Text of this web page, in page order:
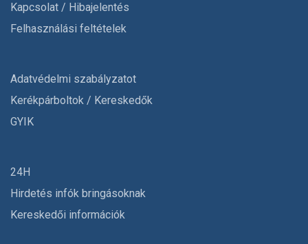
Kapcsolat / Hibajelentés
Felhasználási feltételek
Adatvédelmi szabályzatot
Kerékpárboltok / Kereskedők
GYIK
24H
Hirdetés infók bringásoknak
Kereskedői információk